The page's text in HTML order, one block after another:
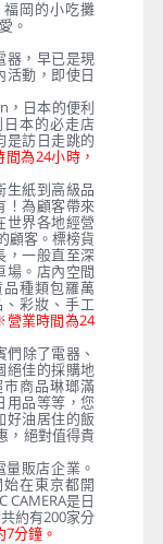
岡的小吃攤
。
器，早已是現
活動，即使日
，日本的便利
本的必走店
是訪日走跳的
為24小時，
生紙到高級品
！為顧客帶來
世界各地經營
顧客。標榜貨
，一般直至深
場。店內空間
種類包羅萬
彩妝、手工
業時間為24
們除了電器、
絕佳的採購地
商品琳瑯滿
用品等等，您
好油居住的飯
，絕對值得貴
量販店企業。
在東京都開
CAMERA是日
約有200家分
分鐘。